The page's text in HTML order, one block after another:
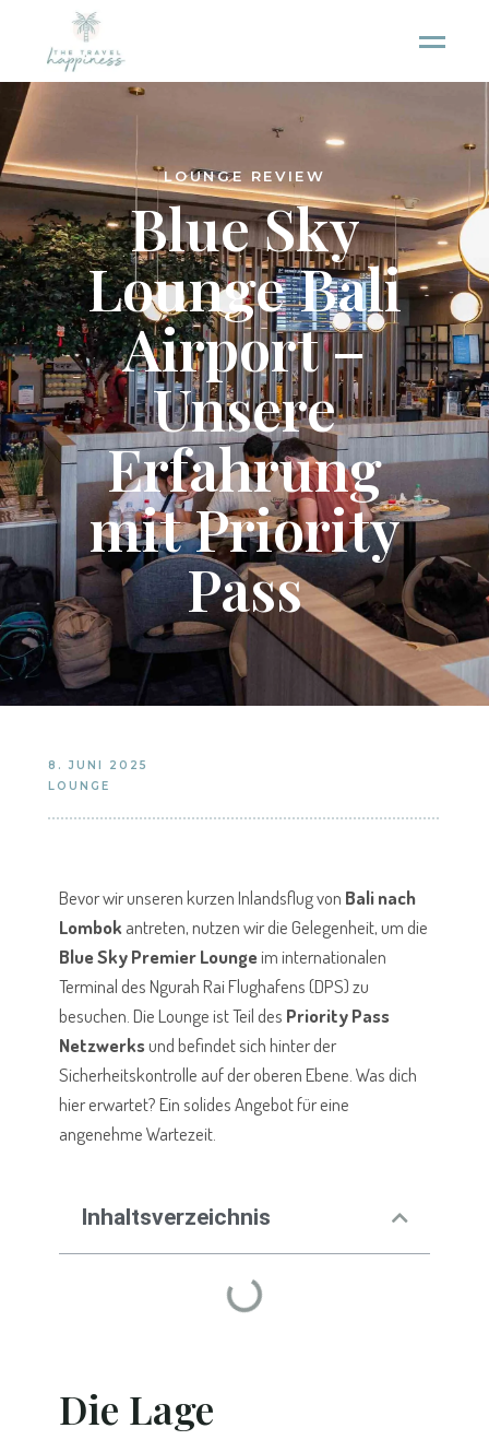
LOUNGE REVIEW
Blue Sky
Lounge Bali
Airport –
Unsere
Erfahrung
mit Priority
Pass
8. JUNI 2025
LOUNGE
Bevor wir unseren kurzen Inlandsflug von Bali nach
Lombokantreten, nutzen wir die Gelegenheit, um die
Blue Sky Premier Loungeim internationalen
Terminal des Ngurah Rai Flughafens (DPS) zu
besuchen. Die Lounge ist Teil des Priority Pass
Netzwerksund befindet sich hinter der
Sicherheitskontrolle auf der oberen Ebene. Was dich
hier erwartet? Ein solides Angebot für eine
angenehme Wartezeit.
Inhaltsverzeichnis
Die Lage